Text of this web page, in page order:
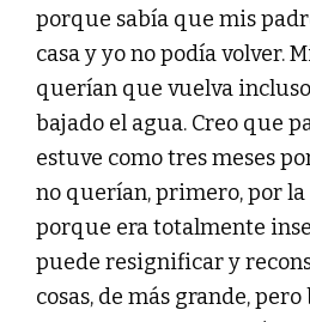
porque sabía que mis
casa y yo no podía volver.
querían que vuelva
bajado el agua. Creo que
estuve como tres meses
no querían, primero, por la
porque era totalmente
puede resignificar y
cosas, de más grande, pero